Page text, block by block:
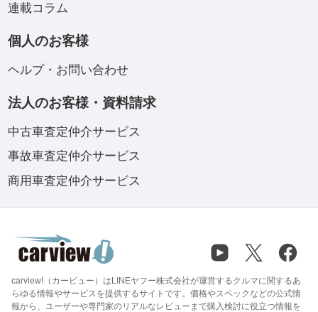
連載コラム
個人のお客様
ヘルプ・お問い合わせ
法人のお客様・資料請求
中古車査定仲介サービス
事故車査定仲介サービス
商用車査定仲介サービス
carview!（カービュー）はLINEヤフー株式会社が運営するクルマに関するあ
らゆる情報やサービスを提供するサイトです。価格やスペックなどの公式情
報から、ユーザーや専門家のリアルなレビューまで購入検討に役立つ情報を